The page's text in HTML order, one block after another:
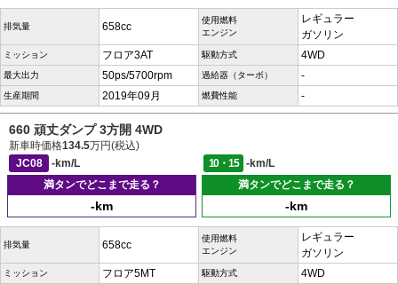
排気量 658cc
使用燃料
エンジン
レギュラー
ガソリン
ミッション フロア3AT 駆動方式 4WD
最大出力 50ps/5700rpm 過給器（ターボ） -
生産期間 2019年09月 燃費性能 -
660 頑丈ダンプ 3方開 4WD
新車時価格134.5万円(税込)
JC08
-km/L 10・15
-km/L
満タンでどこまで走る？
-km
満タンでどこまで走る？
-km
排気量 658cc
使用燃料
エンジン
レギュラー
ガソリン
ミッション フロア5MT 駆動方式 4WD